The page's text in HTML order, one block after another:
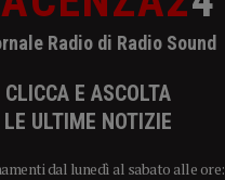
Radio di Radio Sound
CLICCA E ASCOLTA
LE ULTIME NOTIZIE
dal lunedì al sabato alle ore: